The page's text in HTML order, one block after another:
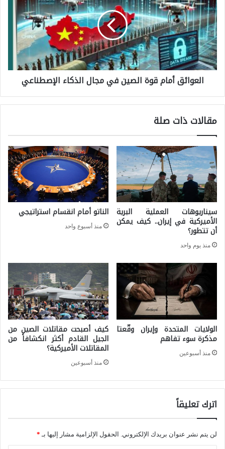
ف
ي
م
و
ا
ه
ا
ذ
ك
ا
ء
ا
ل
إ
ص
ع
ي
ل
ع
و
ا
ئ
م
ا
م
ق
و
ة
ا
ل
ص
ي
ج
ا
ل
ك
ء
العوائق أمام قوة الصين في مجال الذكاء الإصطناعي
مقالات ذات صلة
سيناريوهات العملية البرية
الأميركية في إيران.. كيف يمكن
أن تتطور؟
منذ يوم واحد
الناتو أمام انقسام استراتيجي
منذ أسبوع واحد
الولايات المتحدة وإيران وقّعتا
مذكرة سوء تفاهم
منذ أسبوعين
كيف أصبحت مقاتلات الصين من
الجيل القادم أكثر انكشافاً من
المقاتلات الأميركية؟
منذ أسبوعين
اترك تعليقاً
لن يتم نشر عنوان بريدك الإلكتروني. الحقول الإلزامية مشار إليها بـ *